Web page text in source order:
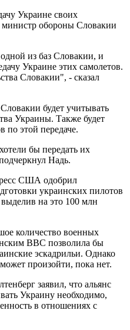
Украине своих
обороны Словакии
из баз Словакии, и
Украине этих самолетов.
Словакии", - сказал
будет учитывать
Украины. Также будет
по этой передаче.
бы передать их
Надь.
США одобрил
украинских пилотов
на это 100 млн
количество военных
ВВС позволила бы
эскадрильи. Однако
произойти, пока нет.
заявил, что альянс
Украину необходимо,
в отношениях с